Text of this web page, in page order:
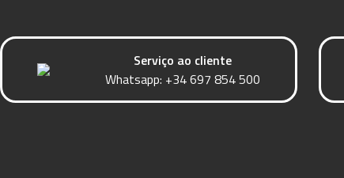
Serviço ao cliente
Whatsapp: +34 697 854 500